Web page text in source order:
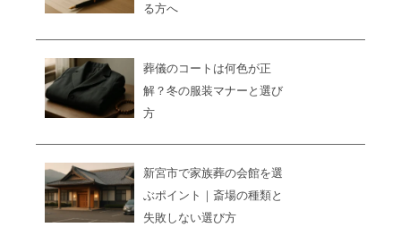
る方へ
葬儀のコートは何色が正
解？冬の服装マナーと選び
方
新宮市で家族葬の会館を選
ぶポイント｜斎場の種類と
失敗しない選び方